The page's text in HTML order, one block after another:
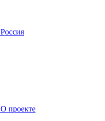
Россия
О проекте